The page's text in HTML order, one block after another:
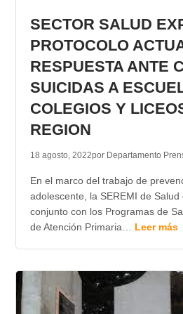
SECTOR SALUD
PROTOCOLO
RESPUESTA ANTE
SUICIDAS A
COLEGIOS Y
REGION
18 agosto, 2022por Departamento
En el marco del trabajo de
adolescente, la SEREMI de
conjunto con los Programas de
de Atención Primaria… Leer más